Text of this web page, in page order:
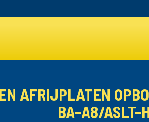
AFRIJPLATEN
BA-A8/ASLT-